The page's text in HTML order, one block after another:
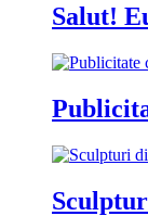
Salut!